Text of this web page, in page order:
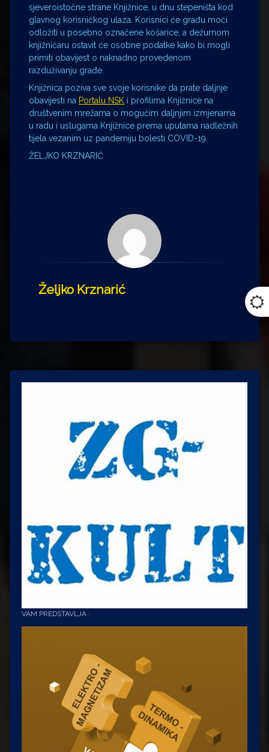
sjeveroistočne strane Knjižnice, u dnu stepeništa kod
glavnog korisničkog ulaza. Korisnici će građu moći
odložiti u posebno označene košarice, a dežurnom
knjižničaru ostavit će osobne podatke kako bi mogli
primiti obavijest o naknadno provedenom
razduživanju građe.
Knjižnica poziva sve svoje korisnike da prate daljnje
obavijesti na Portalu NSK i profilima Knjižnice na
društvenim mrežama o mogućim daljnjim izmjenama
u radu i uslugama Knjižnice prema uputama nadležnih
tijela vezanim uz pandemiju bolesti COVID-19.
ŽELJKO KRZNARIĆ
Željko Krznarić
VAM PREDSTAVLJA :